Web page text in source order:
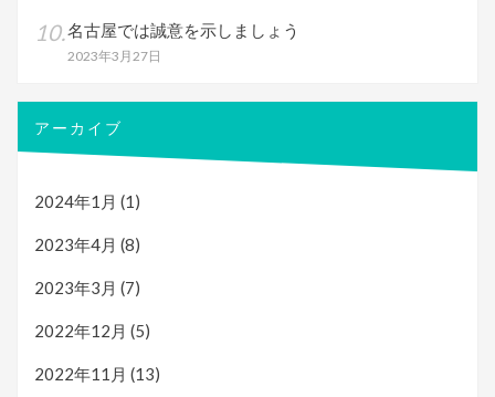
名古屋では誠意を示しましょう
2023年3月27日
アーカイブ
2024年1月 (1)
2023年4月 (8)
2023年3月 (7)
2022年12月 (5)
2022年11月 (13)